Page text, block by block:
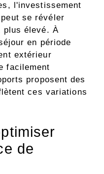
l'investissement
se révéler
plus élevé. À
en période
extérieur
facilement
proposent des
ces variations
de